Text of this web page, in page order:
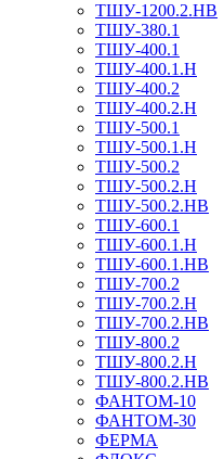
ТШУ-1200.2.НВ
ТШУ-380.1
ТШУ-400.1
ТШУ-400.1.Н
ТШУ-400.2
ТШУ-400.2.Н
ТШУ-500.1
ТШУ-500.1.Н
ТШУ-500.2
ТШУ-500.2.Н
ТШУ-500.2.НВ
ТШУ-600.1
ТШУ-600.1.Н
ТШУ-600.1.НВ
ТШУ-700.2
ТШУ-700.2.Н
ТШУ-700.2.НВ
ТШУ-800.2
ТШУ-800.2.Н
ТШУ-800.2.НВ
ФАНТОМ-10
ФАНТОМ-30
ФЕРМА